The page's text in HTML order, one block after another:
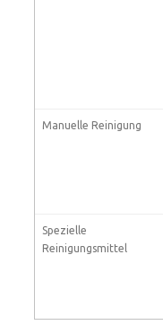
Manuelle Reinigung
Spezielle
Reinigungsmittel